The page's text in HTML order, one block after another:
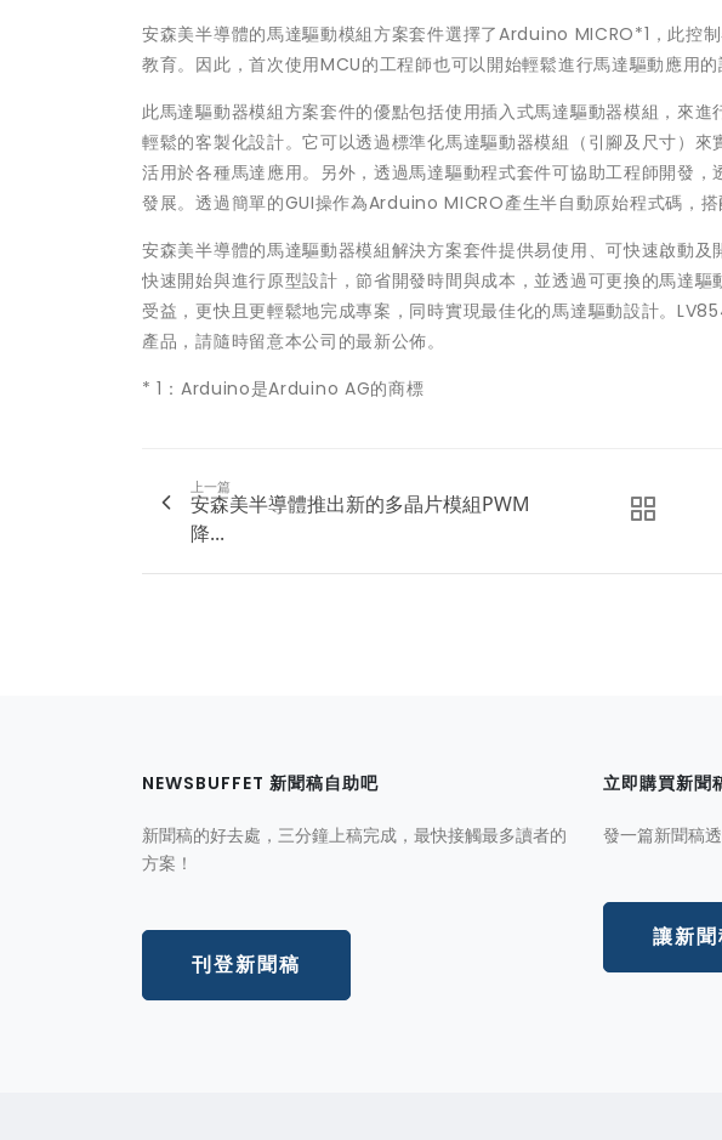
安森美半導體的馬達驅動模組方案套件選擇了Arduino MICRO*1，此控
教育。因此，首次使用MCU的工程師也可以開始輕鬆進行馬達驅動應用的
此馬達驅動器模組方案套件的優點包括使用插入式馬達驅動器模組，來
輕鬆的客製化設計。它可以透過標準化馬達驅動器模組（引腳及尺寸）
活用於各種馬達應用。另外，透過馬達驅動程式套件可協助工程師開發
發展。透過簡單的GUI操作為Arduino MICRO產生半自動原始程式碼，搭
安森美半導體的馬達驅動器模組解決方案套件提供易使用、可快速啟動
快速開始與進行原型設計，節省開發時間與成本，並透過可更換的馬達
受益，更快且更輕鬆地完成專案，同時實現最佳化的馬達驅動設計。
產品，請隨時留意本公司的最新公佈。
* 1：Arduino是Arduino AG的商標
上一篇
安森美半導體推出新的多晶片模組PWM
降...
NEWSBUFFET 新聞稿自助吧
新聞稿的好去處，三分鐘上稿完成，最快接觸最多讀者的
方案！
刊登新聞稿
立即購買新聞
發一篇新聞稿
讓新